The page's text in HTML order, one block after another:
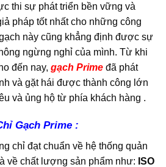
thi sự phát triển bền vững và
pháp tốt nhất cho những công
này cũng khẳng định được sự
ngừng nghỉ của mình. Từ khi
đến nay, gạch Prime đã phát
và gặt hái được thành công lớn
và ủng hộ từ phía khách hàng .
Gạch Prime :
chỉ đạt chuẩn về hệ thống quản
về chất lượng sản phẩm như: ISO